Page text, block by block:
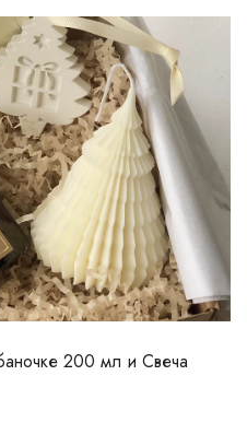
200 мл и Свеча